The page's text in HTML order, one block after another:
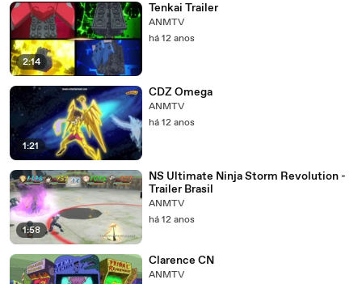
2:14
Tenkai Trailer
ANMTV
há 12 anos
1:21
CDZ Omega
ANMTV
há 12 anos
1:58
NS Ultimate Ninja Storm Revolution -
Trailer Brasil
ANMTV
há 12 anos
Clarence CN
ANMTV